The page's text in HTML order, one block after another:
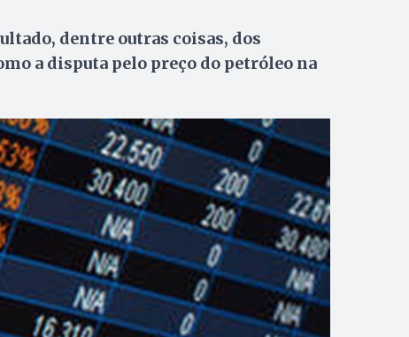
dentre outras coisas, dos
a disputa pelo preço do petróleo na